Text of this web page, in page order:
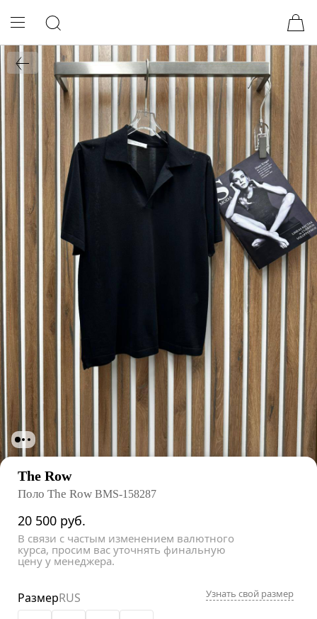
The Row
Поло The Row BMS-158287
20 500 руб.
В связи с частым изменением валютного
курса, просим вас уточнять финальную
цену у менеджера.
РазмерRUS Узнать свой размер